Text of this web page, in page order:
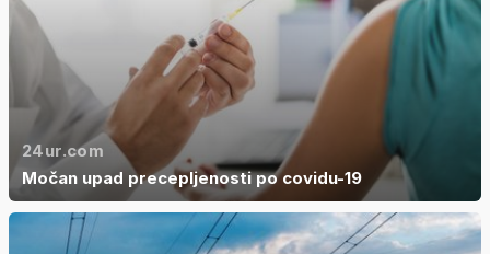
24ur.com
Močan upad precepljenosti po covidu-19